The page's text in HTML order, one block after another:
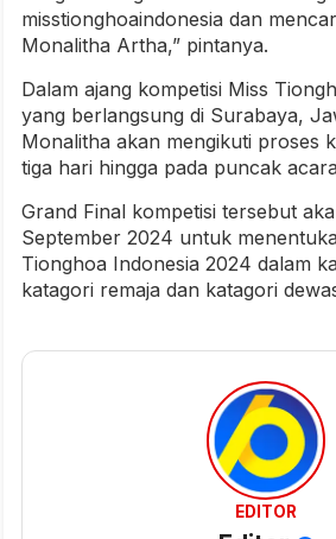
misstionghoaindonesia dan
Monalitha Artha,” pintanya.
Dalam ajang kompetisi Miss
yang berlangsung di Surabaya,
Monalitha akan mengikuti proses
tiga hari hingga pada puncak
Grand Final kompetisi tersebut
September 2024 untuk
Tionghoa Indonesia 2024 dalam
katagori remaja dan katagori
EDITOR